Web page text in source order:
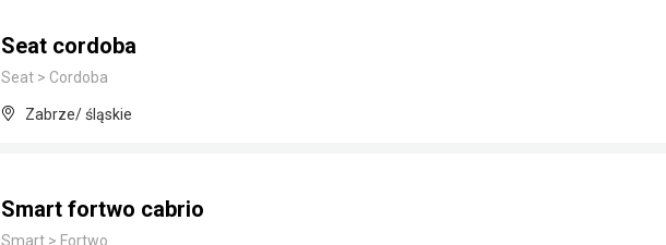
Seat cordoba
Seat > Cordoba
Zabrze/ śląskie
Smart fortwo cabrio
Smart > Fortwo